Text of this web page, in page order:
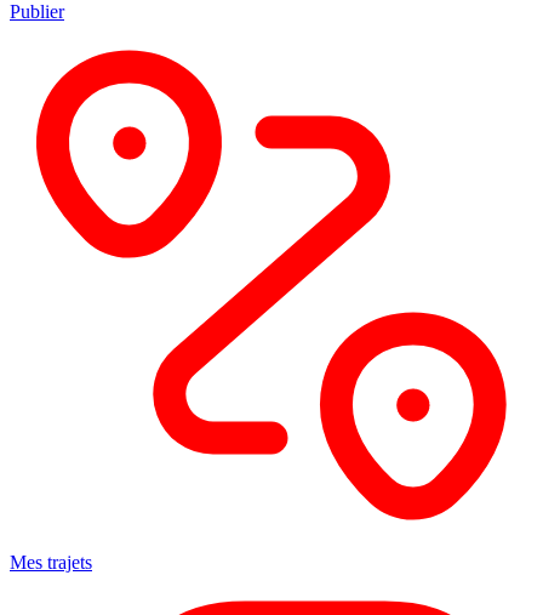
Publier
Mes trajets